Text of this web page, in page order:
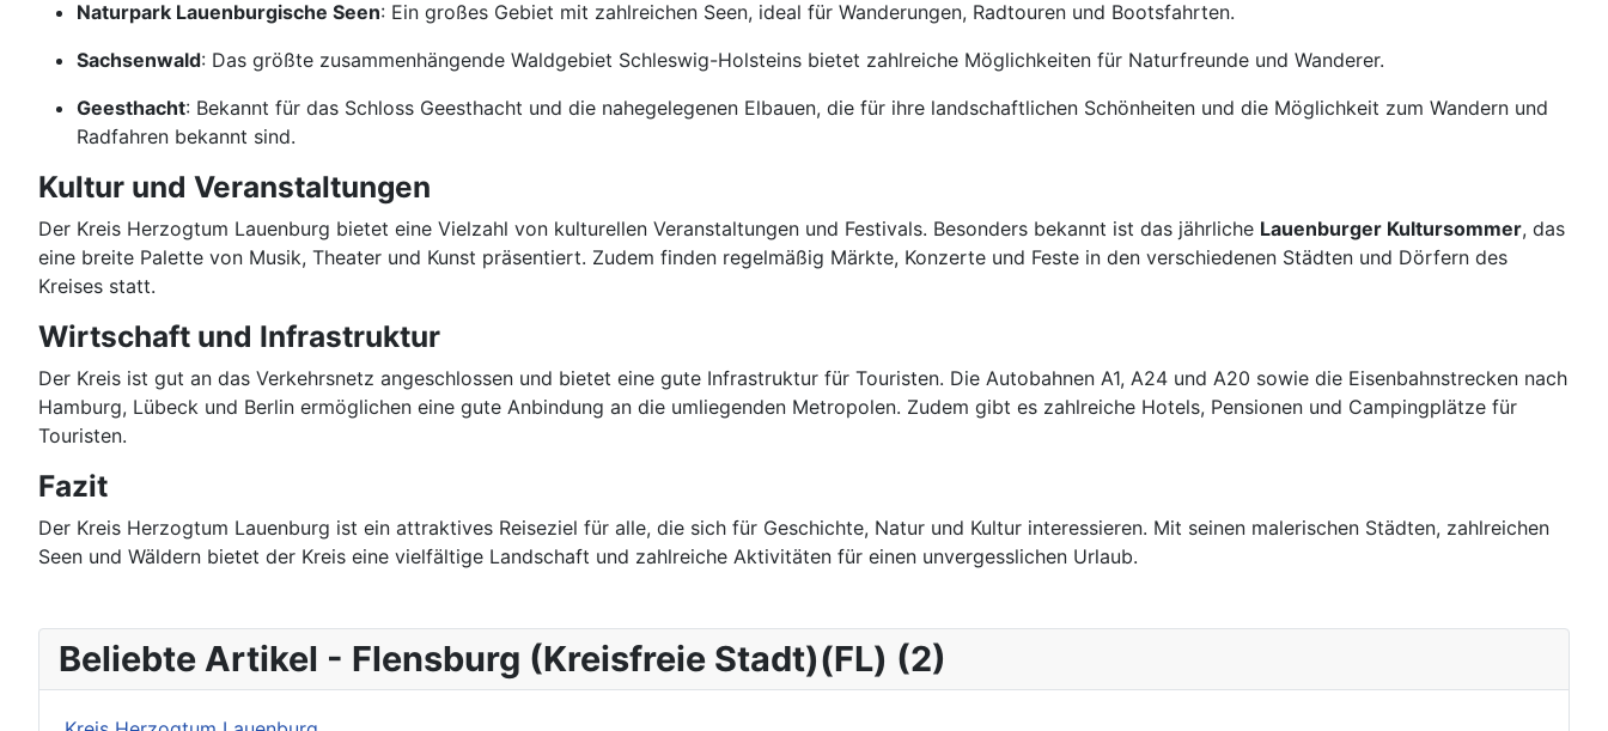
Naturpark Lauenburgische Seen: Ein großes Gebiet mit zahlreichen Seen, ideal für Wanderungen, Radtouren und Bootsfahrten.
Sachsenwald: Das größte zusammenhängende Waldgebiet Schleswig-Holsteins bietet zahlreiche Möglichkeiten für Naturfreunde und Wanderer.
Geesthacht: Bekannt für das Schloss Geesthacht und die nahegelegenen Elbauen, die für ihre landschaftlichen Schönheiten und die Möglichkeit zum Wandern und
Radfahren bekannt sind.
Kultur und Veranstaltungen
Der Kreis Herzogtum Lauenburg bietet eine Vielzahl von kulturellen Veranstaltungen und Festivals. Besonders bekannt ist das jährliche Lauenburger Kultursommer, das
eine breite Palette von Musik, Theater und Kunst präsentiert. Zudem finden regelmäßig Märkte, Konzerte und Feste in den verschiedenen Städten und Dörfern des
Kreises statt.
Wirtschaft und Infrastruktur
Der Kreis ist gut an das Verkehrsnetz angeschlossen und bietet eine gute Infrastruktur für Touristen. Die Autobahnen A1, A24 und A20 sowie die Eisenbahnstrecken nach
Hamburg, Lübeck und Berlin ermöglichen eine gute Anbindung an die umliegenden Metropolen. Zudem gibt es zahlreiche Hotels, Pensionen und Campingplätze für
Touristen.
Fazit
Der Kreis Herzogtum Lauenburg ist ein attraktives Reiseziel für alle, die sich für Geschichte, Natur und Kultur interessieren. Mit seinen malerischen Städten, zahlreichen
Seen und Wäldern bietet der Kreis eine vielfältige Landschaft und zahlreiche Aktivitäten für einen unvergesslichen Urlaub.
Beliebte Artikel - Flensburg (Kreisfreie Stadt)(FL) (2)